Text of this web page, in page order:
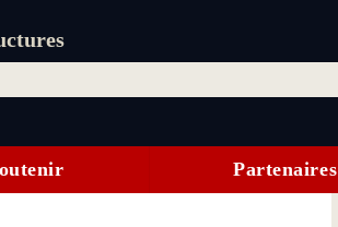
Partenaires